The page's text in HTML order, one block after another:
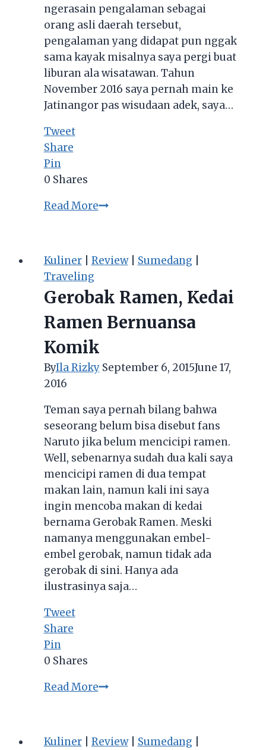
ngerasain pengalaman sebagai
orang asli daerah tersebut,
pengalaman yang didapat pun nggak
sama kayak misalnya saya pergi buat
liburan ala wisatawan. Tahun
November 2016 saya pernah main ke
Jatinangor pas wisudaan adek, saya…
Tweet
Share
Pin
0 Shares
Read MoreMakan
Lezat
ala
Kos
di
Jatinangor
Kuliner| Review| Sumedang
Traveling
Gerobak Ramen, Kedai
Ramen Bernuansa
Komik
ByIla Rizky September 6, 2015June 17,
2016
Teman saya pernah bilang bahwa
seseorang belum bisa disebut fans
Naruto jika belum mencicipi ramen.
Well, sebenarnya sudah dua kali saya
mencicipi ramen di dua tempat
makan lain, namun kali ini saya
ingin mencoba makan di kedai
bernama Gerobak Ramen. Meski
namanya menggunakan embel-
embel gerobak, namun tidak ada
gerobak di sini. Hanya ada
ilustrasinya saja…
Tweet
Share
Pin
0 Shares
Read MoreGerobak
Ramen
Kuliner| Review| Sumedang